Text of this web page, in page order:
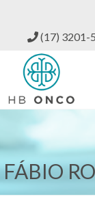
(17) 3201-
FÁBIO